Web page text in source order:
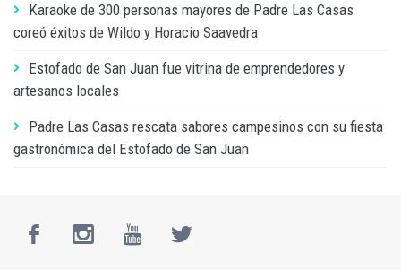
Karaoke de 300 personas mayores de Padre Las Casas
coreó éxitos de Wildo y Horacio Saavedra
Estofado de San Juan fue vitrina de emprendedores y
artesanos locales
Padre Las Casas rescata sabores campesinos con su fiesta
gastronómica del Estofado de San Juan